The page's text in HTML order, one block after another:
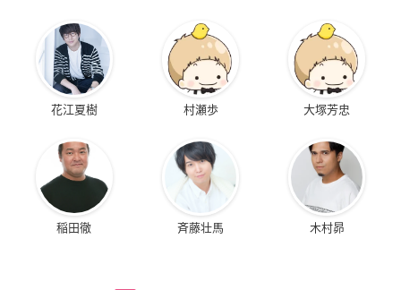
花江夏樹 村瀬歩 大塚芳忠
稲田徹 斉藤壮馬 木村昴